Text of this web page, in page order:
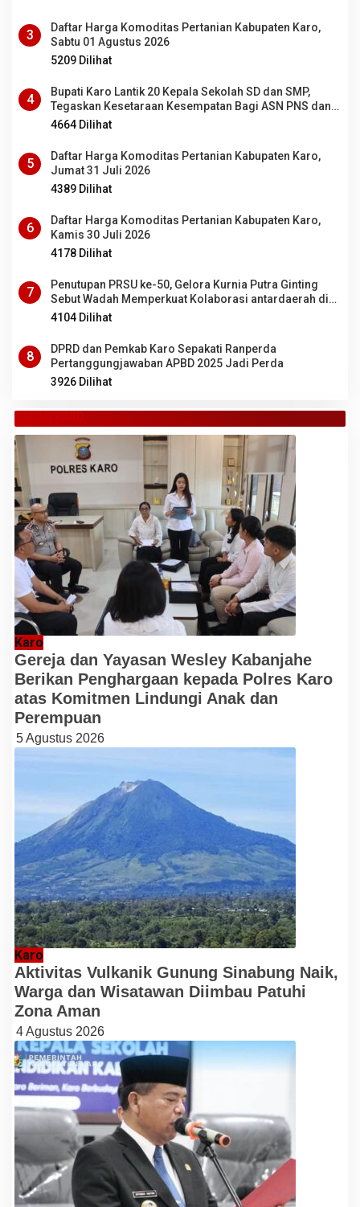
3
Daftar Harga Komoditas Pertanian Kabupaten Karo,
Sabtu 01 Agustus 2026
5209 Dilihat
4
Bupati Karo Lantik 20 Kepala Sekolah SD dan SMP,
Tegaskan Kesetaraan Kesempatan Bagi ASN PNS dan
PPPK
4664 Dilihat
5
Daftar Harga Komoditas Pertanian Kabupaten Karo,
Jumat 31 Juli 2026
4389 Dilihat
6
Daftar Harga Komoditas Pertanian Kabupaten Karo,
Kamis 30 Juli 2026
4178 Dilihat
7
Penutupan PRSU ke-50, Gelora Kurnia Putra Ginting
Sebut Wadah Memperkuat Kolaborasi antardaerah di
Sumut
4104 Dilihat
8
DPRD dan Pemkab Karo Sepakati Ranperda
Pertanggungjawaban APBD 2025 Jadi Perda
3926 Dilihat
TANAH KARO
Karo
Gereja dan Yayasan Wesley Kabanjahe
Berikan Penghargaan kepada Polres Karo
atas Komitmen Lindungi Anak dan
Perempuan
5 Agustus 2026
Karo
Aktivitas Vulkanik Gunung Sinabung Naik,
Warga dan Wisatawan Diimbau Patuhi
Zona Aman
4 Agustus 2026